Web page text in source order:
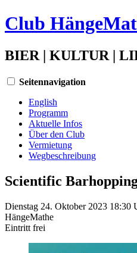
Club
BIER | KULTUR |
Seitennavigation
English
Programm
Aktuelle Infos
Über den Club
Vermietung
Wegbeschreibung
Scientific
Dienstag 24. Oktober 2023 18:30
HängeMathe
Eintritt frei